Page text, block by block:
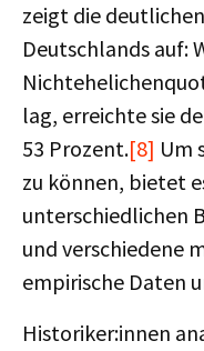
zeigt die
Deutschlands auf:
lag, erreichte sie
53 Prozent.[8] Um
zu können, bietet
unterschiedlichen
und verschiedene
empirische Daten
Historiker:innen